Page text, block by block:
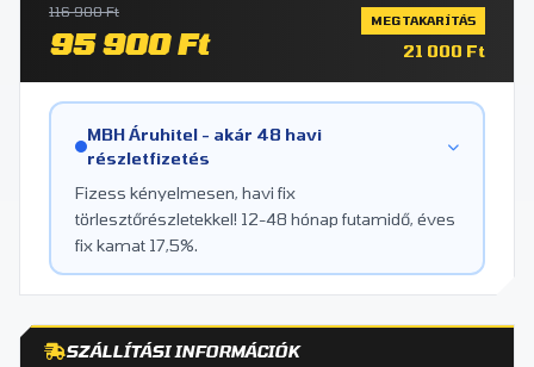
116 900 Ft
95 900 Ft
MEGTAKARÍTÁS
21 000 Ft
MBH Áruhitel - akár 48 havi
részletfizetés
Fizess kényelmesen, havi fix
törlesztőrészletekkel! 12-48 hónap futamidő, éves
fix kamat 17,5%.
SZÁLLÍTÁSI INFORMÁCIÓK